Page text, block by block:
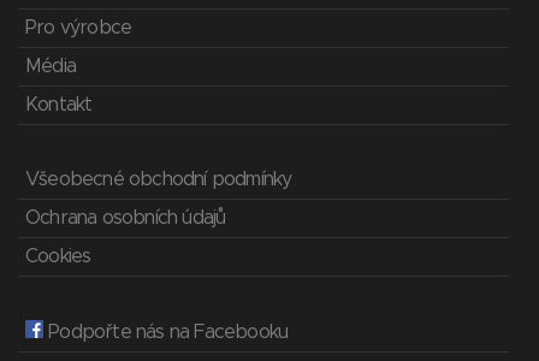
Pro výrobce
Média
Kontakt
Všeobecné obchodní podmínky
Ochrana osobních údajů
Cookies
Podpořte nás na Facebooku